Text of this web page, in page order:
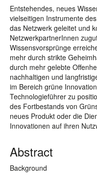
Entstehendes, neues
vielseitigen Instrumente
das Netzwerk geleitet und
NetzwerkpartnerInnen
Wissensvorsprünge
mehr durch strikte
durch mehr gelebte
nachhaltigen und
im Bereich grüne
Technologieführer zu
des Fortbestands von
neues Produkt oder die
Innovationen auf ihren
Abstract
Background